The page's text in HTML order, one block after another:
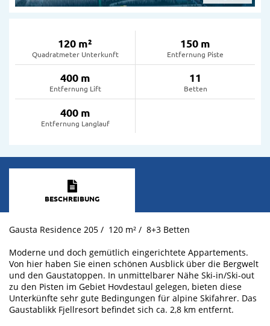
120 m²
Quadratmeter Unterkunft
150 m
Entfernung Piste
400 m
Entfernung Lift
11
Betten
400 m
Entfernung Langlauf
BESCHREIBUNG
Gausta Residence 205 / 120 m² / 8+3 Betten
Moderne und doch gemütlich eingerichtete Appartements.
Von hier haben Sie einen schönen Ausblick über die Bergwelt
und den Gaustatoppen. In unmittelbarer Nähe Ski-in/Ski-out
zu den Pisten im Gebiet Hovdestaul gelegen, bieten diese
Unterkünfte sehr gute Bedingungen für alpine Skifahrer. Das
Gaustablikk Fjellresort befindet sich ca. 2,8 km entfernt.